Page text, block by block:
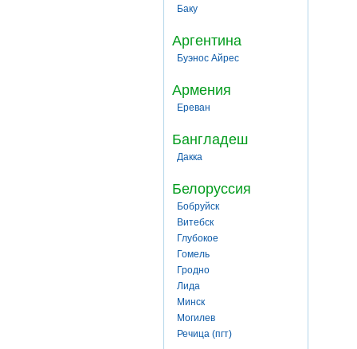
Баку
Аргентина
Буэнос Айрес
Армения
Ереван
Бангладеш
Дакка
Белоруссия
Бобруйск
Витебск
Глубокое
Гомель
Гродно
Лида
Минск
Могилев
Речица (пгт)